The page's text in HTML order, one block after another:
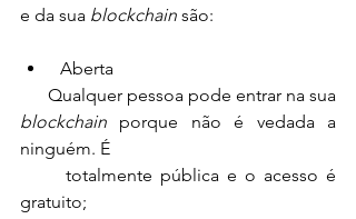
e da sua blockchain são:
Aberta
blockchain porque não é vedada a
ninguém. É
      totalmente pública e o acesso é
gratuito;